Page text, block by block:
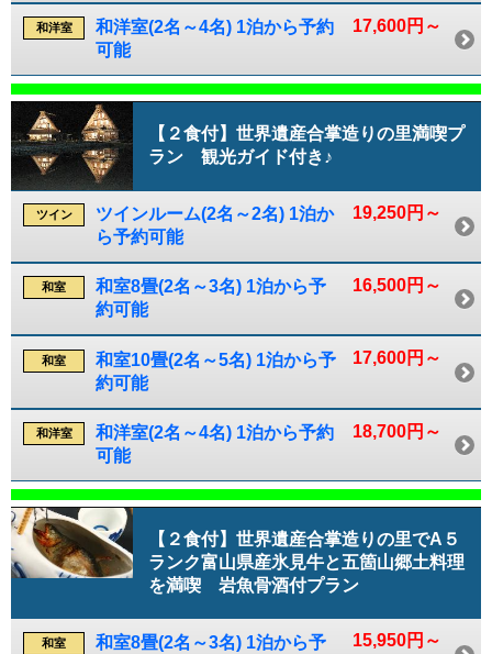
17,600円～
和洋室
和洋室(2名～4名) 1泊から予約
可能
【２食付】世界遺産合掌造りの里満喫プ
ラン 観光ガイド付き♪
19,250円～
ツイン
ツインルーム(2名～2名) 1泊か
ら予約可能
16,500円～
和室
和室8畳(2名～3名) 1泊から予
約可能
17,600円～
和室
和室10畳(2名～5名) 1泊から予
約可能
18,700円～
和洋室
和洋室(2名～4名) 1泊から予約
可能
【２食付】世界遺産合掌造りの里でA５
ランク富山県産氷見牛と五箇山郷土料理
を満喫 岩魚骨酒付プラン
15,950円～
和室
和室8畳(2名～3名) 1泊から予